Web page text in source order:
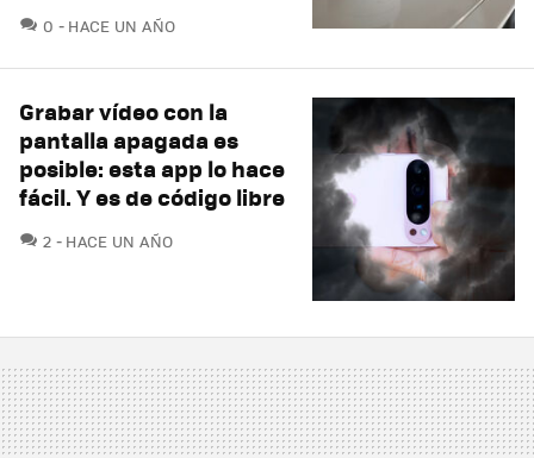
0 COMENTARIOS
HACE UN AÑO
Grabar vídeo con la
pantalla apagada es
posible: esta app lo hace
fácil. Y es de código libre
2 COMENTARIOS
HACE UN AÑO